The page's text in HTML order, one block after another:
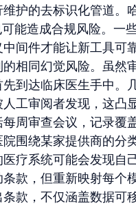
护的去标识化管道。
能造成合规风险。一
间件才能让新工具可
相同幻觉风险。虽然
到达临床医生手中。
工审阅者发现，这凸
周审查会议，记录覆
围绕某家提供商的分
疗系统可能会发现自
款，但重新映射每个
款，不仅涵盖数据可